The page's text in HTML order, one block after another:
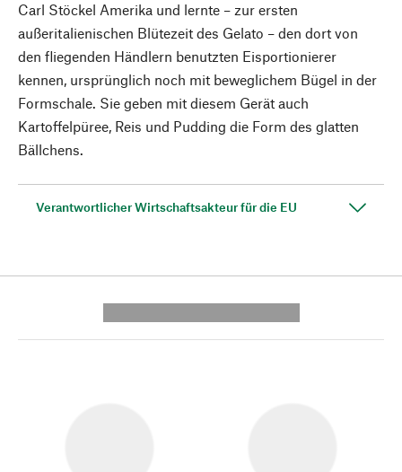
Carl Stöckel Amerika und lernte – zur ersten
außeritalienischen Blütezeit des Gelato – den dort von
den fliegenden Händlern benutzten Eisportionierer
kennen, ursprünglich noch mit beweglichem Bügel in der
Formschale. Sie geben mit diesem Gerät auch
Kartoffelpüree, Reis und Pudding die Form des glatten
Bällchens.
Verantwortlicher Wirtschaftsakteur für die EU